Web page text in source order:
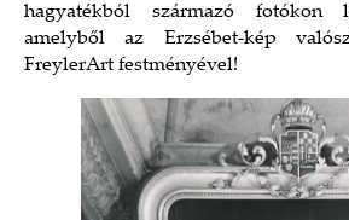
hagyatékból származó fotókon
amelyből az Erzsébet-kép
FreylerArt festményével!